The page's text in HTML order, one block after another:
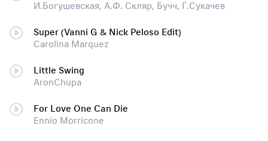
И.Богушевская, А.Ф. Скляр, Бучч, Г.Сукачев
Super (Vanni G & Nick Peloso Edit)
Carolina Marquez
Little Swing
AronChupa
For Love One Can Die
Ennio Morricone